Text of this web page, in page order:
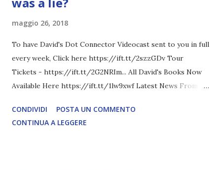
maggio 26, 2018
To have David's Dot Connector Videocast sent to you in full
every week, Click here https://ift.tt/2szzGDv Tour
Tickets - https://ift.tt/2G2NRIm... All David's Books Now
Available Here https://ift.tt/1lw9xwf Latest News From
COMPLETO - fonte
CONDIVIDI
POSTA UN COMMENTO
CONTINUA A LEGGERE